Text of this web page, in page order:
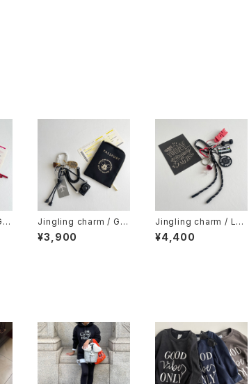
Jingling charm / GO
OD LUCK & CAMER
A CHARM
¥3,900
Jingling charm / LO
VE & FUN CHARM
¥4,400